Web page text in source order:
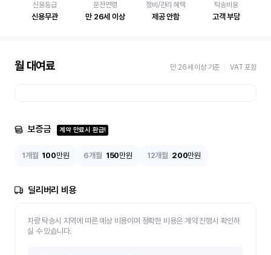
신용등급
신용무관
운전연령
만 26세 이상
정비/관리 혜택
제공 안함
탁송비용
고객 부담
월 대여료 만 26세 이상 기준 VAT 포함
보증금 계약 만료시 환급!
1개월 100만원 6개월 150만원 12개월 200만원
딜리버리 비용
차량 탁송시 지역에 따른 예상 비용이며 정확한 비용은 계약 진행시 확인하
실 수 있습니다.